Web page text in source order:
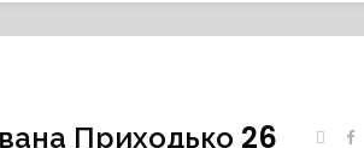
Приходько 26